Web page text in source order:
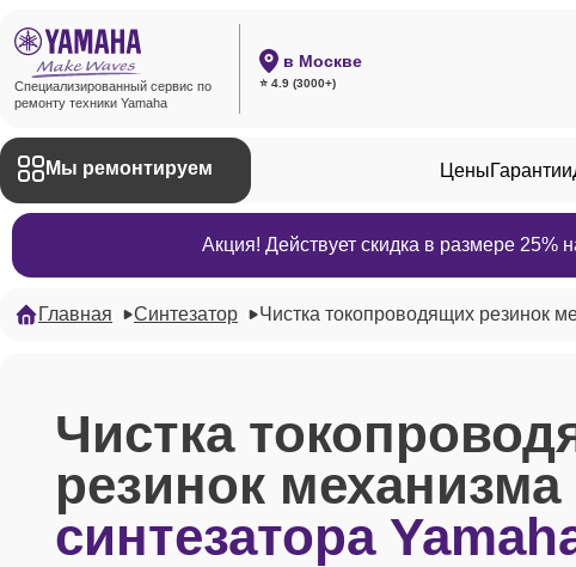
Специализированный сервис по
ремонту техники Yamaha
в Москве
⭐ 4.9 (3000+)
Мы ремонтируем ЦеныГарантии
Акция! Действует скидка в размере
Главная Синтезатор Чистка токопроводящих резинок
Чистка
резинок
синтезатора